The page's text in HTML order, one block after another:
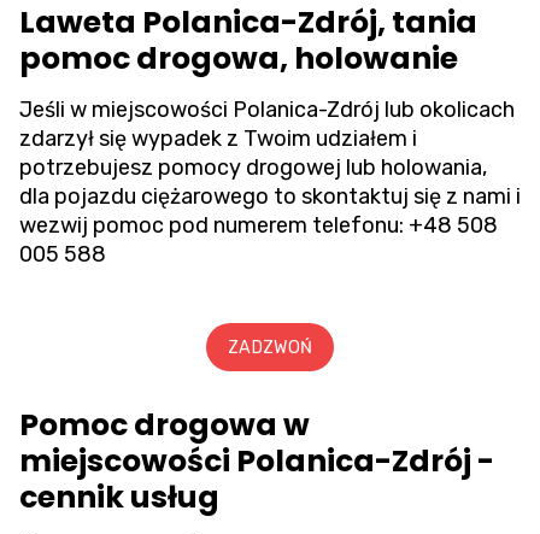
Laweta Polanica-Zdrój, tania
pomoc drogowa, holowanie
Jeśli w miejscowości Polanica-Zdrój lub okolicach
zdarzył się wypadek z Twoim udziałem i
potrzebujesz pomocy drogowej lub holowania,
dla pojazdu ciężarowego to skontaktuj się z nami i
wezwij pomoc pod numerem telefonu: +48 508
005 588
ZADZWOŃ
Pomoc drogowa w
miejscowości Polanica-Zdrój -
cennik usług